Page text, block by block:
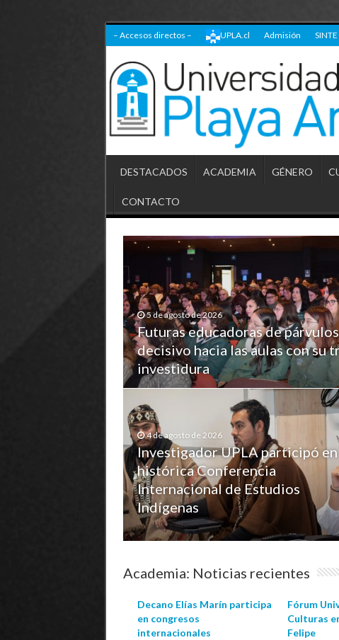
– Accesos directos – UPLA.cl Admisión SINTE
DESTACADOS ACADEMIA GÉNERO
CONTACTO
5 de agosto de 2026
Futuras educadoras de
decisivo hacia las aulas con su
investidura
4 de agosto de 2026
Investigador UPLA participó en
histórica Conferencia
Internacional de Estudios
Indígenas
Academia: Noticias recientes
Decano Elías Marín participa
en congresos
internacionales
Fórum
Culturas
Felipe